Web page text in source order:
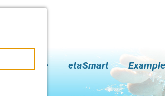
Energieziele etaSmart